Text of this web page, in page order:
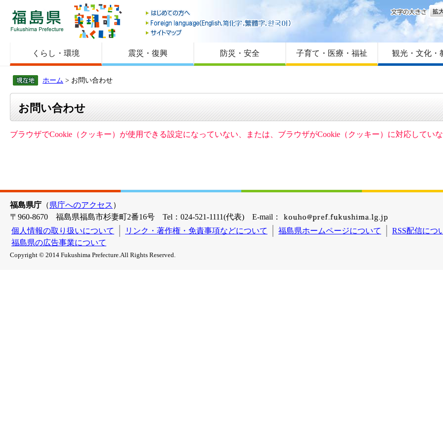
福島県
はじめての方へ
Foreign language
サイトマップ
文字
くらし・環境 震災・復興 防災・安全 子育て・医療・福祉 観光・文化・
ホーム > お問い合わせ
お問い合わせ
ブラウザでCookie（クッキー）が使用できる設定になっていない、または、ブラウザがCookie（クッキー）に対応してい
福島県庁 （県庁へのアクセス ）
〒960-8670 福島県福島市杉妻町2番16号 Tel：024-521-1111(代表) E-mail：
個人情報の取り扱いについて
リンク・著作権・免責事項などについて 福島県ホームページについて
RSS配信につ
福島県の広告事業について
Copyright © 2014 Fukushima Prefecture.All Rights Reserved.